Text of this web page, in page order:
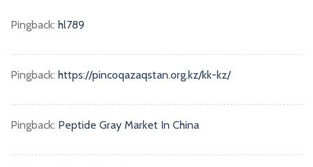
Pingback: hl789
Pingback: https://pincoqazaqstan.org.kz/kk-kz/
Pingback: Peptide Gray Market In China